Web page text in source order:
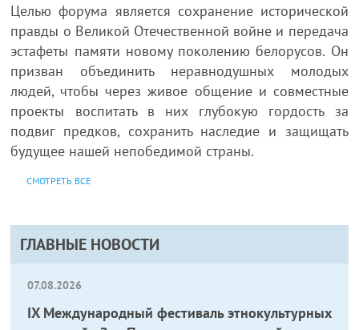
ГЛАВНЫЕ НОВОСТИ
07.08.2026
IX Международный фестиваль этнокультурных
Целью форума является сохранение исторической
правды о Великой Отечественной войне и передача
эстафеты памяти новому поколению белорусов. Он
призван объединить неравнодушных молодых
людей, чтобы через живое общение и совместные
проекты воспитать в них глубокую гордость за
подвиг предков, сохранить наследие и защищать
будущее нашей непобедимой страны.
СМОТРЕТЬ ВСЕ